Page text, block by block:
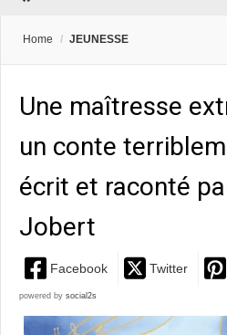
Home / JEUNESSE
Une maîtresse
un conte
écrit et raconté
Jobert
Facebook Twitter
powered by social2s